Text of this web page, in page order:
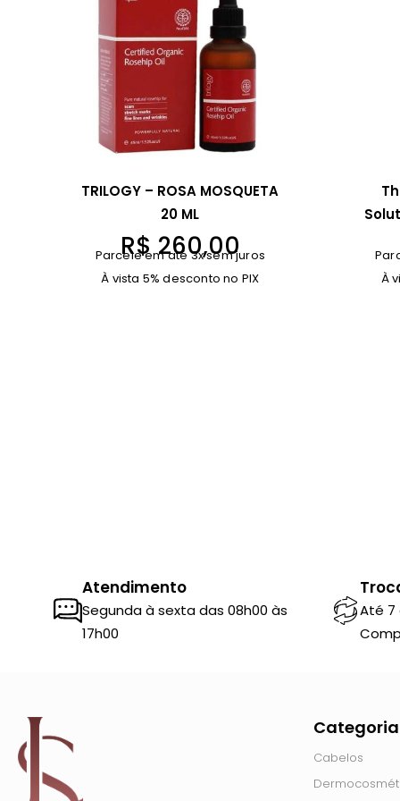
TRILOGY – ROSA MOSQUETA
20 ML
R$260,00
Parcele em até 3x sem juros
À vista 5% desconto no PIX
À
Atendimento
Segunda à sexta das 08h00 às
17h00
Até 7
Cabelos